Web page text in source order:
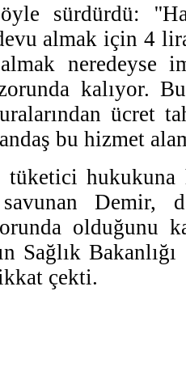
sürdürdü:
almak için 4
neredeyse
kalıyor.
ücret
bu hizmet
tüketici hukukuna
savunan Demir,
olduğunu
Sağlık
çekti.